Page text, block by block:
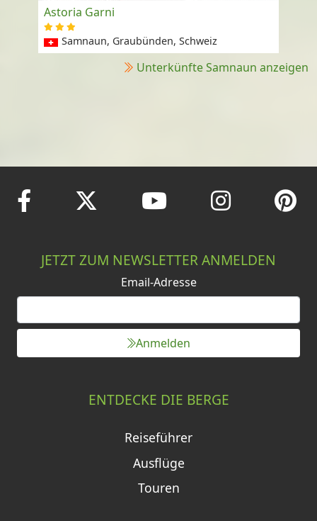
Astoria Garni
Samnaun, Graubünden, Schweiz
Unterkünfte Samnaun anzeigen
JETZT ZUM NEWSLETTER ANMELDEN
Email-Adresse
Anmelden
ENTDECKE DIE BERGE
Reiseführer
Ausflüge
Touren